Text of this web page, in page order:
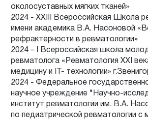
околосуставных мягких тканей»
2024 - XXIII Всероссийская Школа
имени академика В.А. Насоновой
рефрактерности в ревматологии»
2024 – I Всероссийская школа
ревматолога «Ревматология XXI
медицину и IT- технологии»
2024 - Федеральное
научное учреждение "Научно-
институт ревматологии им. В.А.
по педиатрической ревматологии